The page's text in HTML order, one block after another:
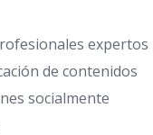
expertos
de contenidos
socialmente